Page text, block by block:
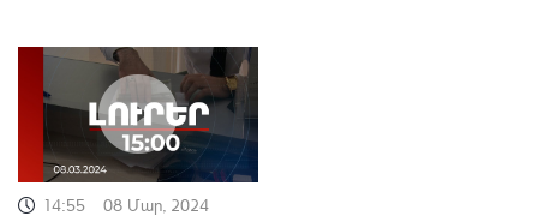
14:55 08 Մար, 2024